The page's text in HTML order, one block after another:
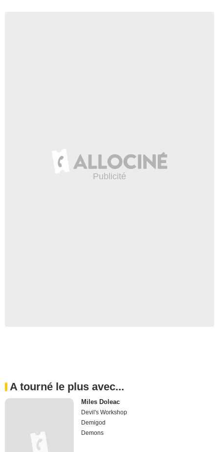
A tourné le plus avec...
Miles Doleac
Devil's Workshop
Demigod
Demons